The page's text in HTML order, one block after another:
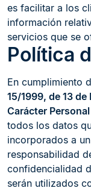
es facilitar a los
información
servicios que se
Política
En cumplimiento
15/1999, de 13
Carácter Personal
todos los datos
incorporados a
responsabilidad
confidencialidad
serán utilizados